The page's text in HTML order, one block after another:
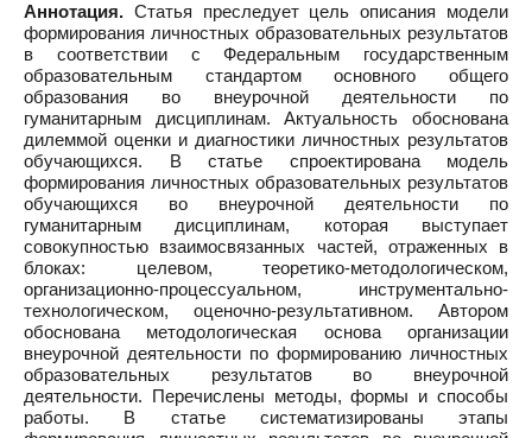
Аннотация. Статья преследует цель описания модели
формирования личностных образовательных результатов
в соответствии с Федеральным государственным
образовательным стандартом основного общего
образования во внеурочной деятельности по
гуманитарным дисциплинам. Актуальность обоснована
дилеммой оценки и диагностики личностных результатов
обучающихся. В статье спроектирована модель
формирования личностных образовательных результатов
обучающихся во внеурочной деятельности по
гуманитарным дисциплинам, которая выступает
совокупностью взаимосвязанных частей, отраженных в
блоках: целевом, теоретико-методологическом,
организационно-процессуальном, инструментально-
технологическом, оценочно-результативном. Автором
обоснована методологическая основа организации
внеурочной деятельности по формированию личностных
образовательных результатов во внеурочной
деятельности. Перечислены методы, формы и способы
работы. В статье систематизированы этапы